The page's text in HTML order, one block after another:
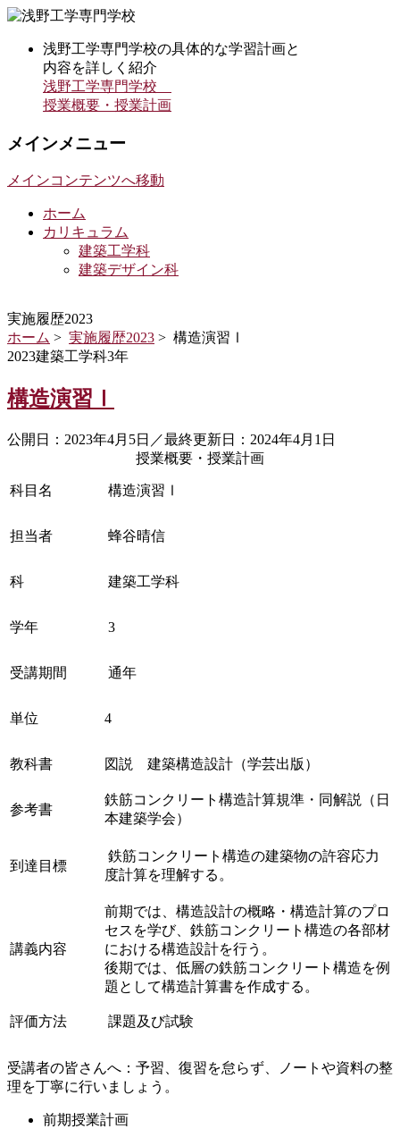
浅野工学専門学校の具体的な学習計画と
内容を詳しく紹介
浅野工学専門学校
授業概要・授業計画
メインメニュー
メインコンテンツへ移動
ホーム
カリキュラム
建築工学科
建築デザイン科
実施履歴2023
ホーム > 実施履歴2023 > 構造演習Ⅰ
2023建築工学科3年
構造演習Ⅰ
公開日：2023年4月5日／最終更新日：2024年4月1日
授業概要・授業計画
科目名 構造演習Ⅰ
担当者 蜂谷晴信
科 建築工学科
学年 3
受講期間 通年
単位 4
教科書 図説 建築構造設計（学芸出版）
参考書
鉄筋コンクリート構造計算規準・同解説（日
本建築学会）
到達目標
鉄筋コンクリート構造の建築物の許容応力
度計算を理解する。
講義内容
前期では、構造設計の概略・構造計算のプロ
セスを学び、鉄筋コンクリート構造の各部材
における構造設計を行う。
後期では、低層の鉄筋コンクリート構造を例
題として構造計算書を作成する。
評価方法 課題及び試験
受講者の皆さんへ：予習、復習を怠らず、ノートや資料の整
理を丁寧に行いましょう。
前期授業計画